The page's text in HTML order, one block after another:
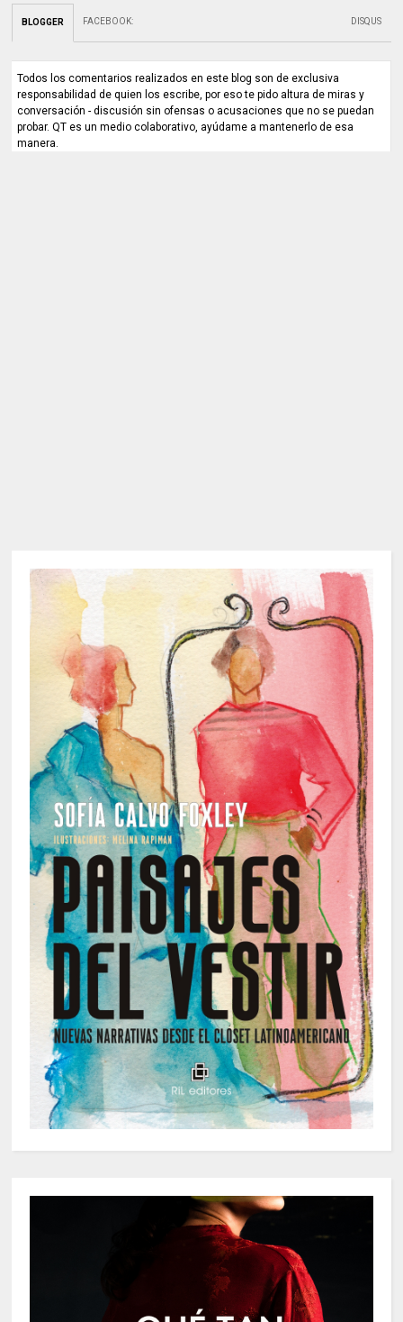
BLOGGER FACEBOOK: DISQUS
Todos los comentarios realizados en este blog son de exclusiva
responsabilidad de quien los escribe, por eso te pido altura de miras y
conversación - discusión sin ofensas o acusaciones que no se puedan
probar. QT es un medio colaborativo, ayúdame a mantenerlo de esa
manera.